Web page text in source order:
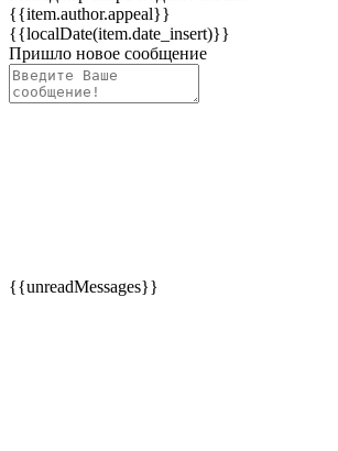
{{item.author.appeal}}
{{localDate(item.date_insert)}}
Пришло новое сообщение
{{unreadMessages}}